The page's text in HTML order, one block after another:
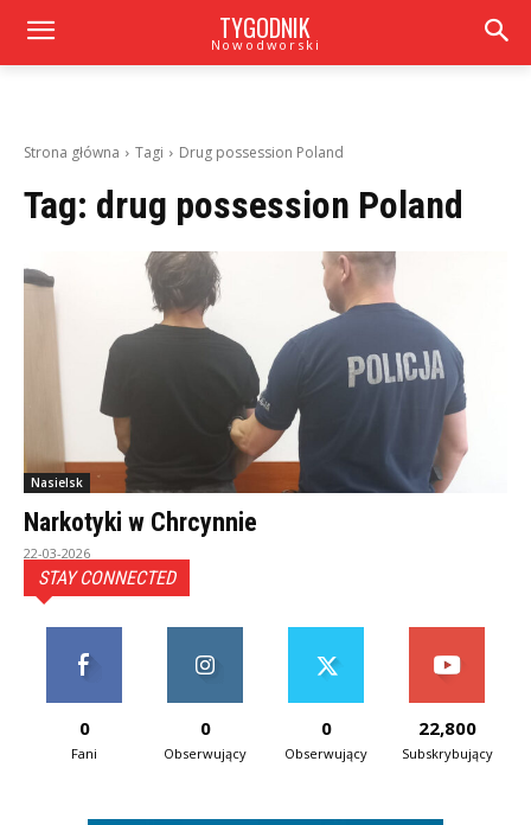
TYGODNIK
Nowodworski
Strona główna Tagi Drug possession Poland
Tag: drug possession Poland
Nasielsk
Narkotyki w Chrcynnie
22-03-2026
STAY CONNECTED
0
Fani
0
Obserwujący
0
Obserwujący
22,800
Subskrybujący